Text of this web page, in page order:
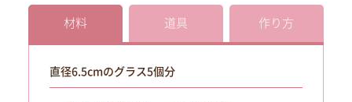
材料 道具 作り方
直径6.5cmのグラス5個分